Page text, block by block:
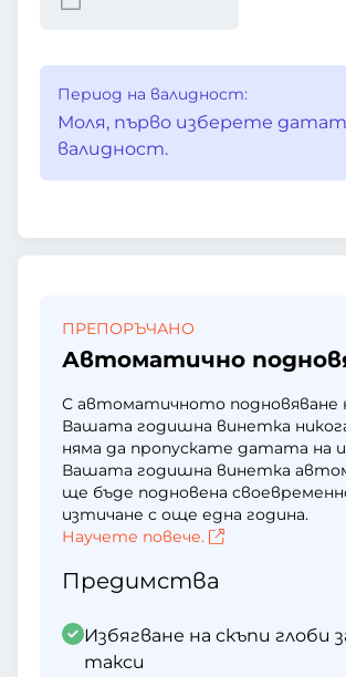
Период на валидност:
Моля, първо изберете
валидност.
ПРЕПОРЪЧАНО
Автоматично
С автоматичното подновяване
Вашата годишна винетка
няма да пропускате датата на
Вашата годишна винетка
ще бъде подновена
изтичане с още една година.
Научете повече.
Предимства
Избягване на скъпи глоби
такси